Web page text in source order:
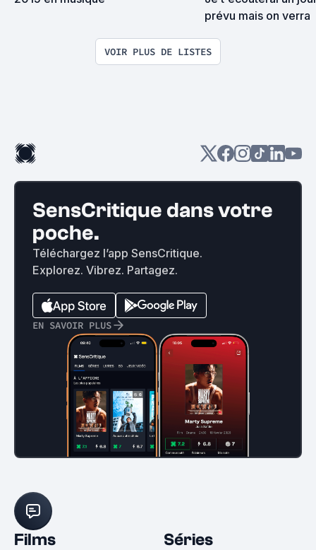
prévu mais on verra
VOIR PLUS DE LISTES
SensCritique dans votre
poche.
Téléchargez l’app SensCritique.
Explorez. Vibrez. Partagez.
EN SAVOIR PLUS
Films Séries